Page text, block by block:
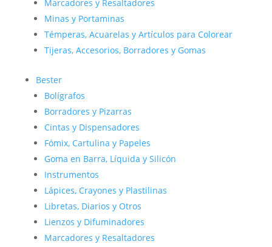
Marcadores y Resaltadores
Minas y Portaminas
Témperas, Acuarelas y Artículos para Colorear
Tijeras, Accesorios, Borradores y Gomas
Bester
Bolígrafos
Borradores y Pizarras
Cintas y Dispensadores
Fómix, Cartulina y Papeles
Goma en Barra, Líquida y Silicón
Instrumentos
Lápices, Crayones y Plastilinas
Libretas, Diarios y Otros
Lienzos y Difuminadores
Marcadores y Resaltadores